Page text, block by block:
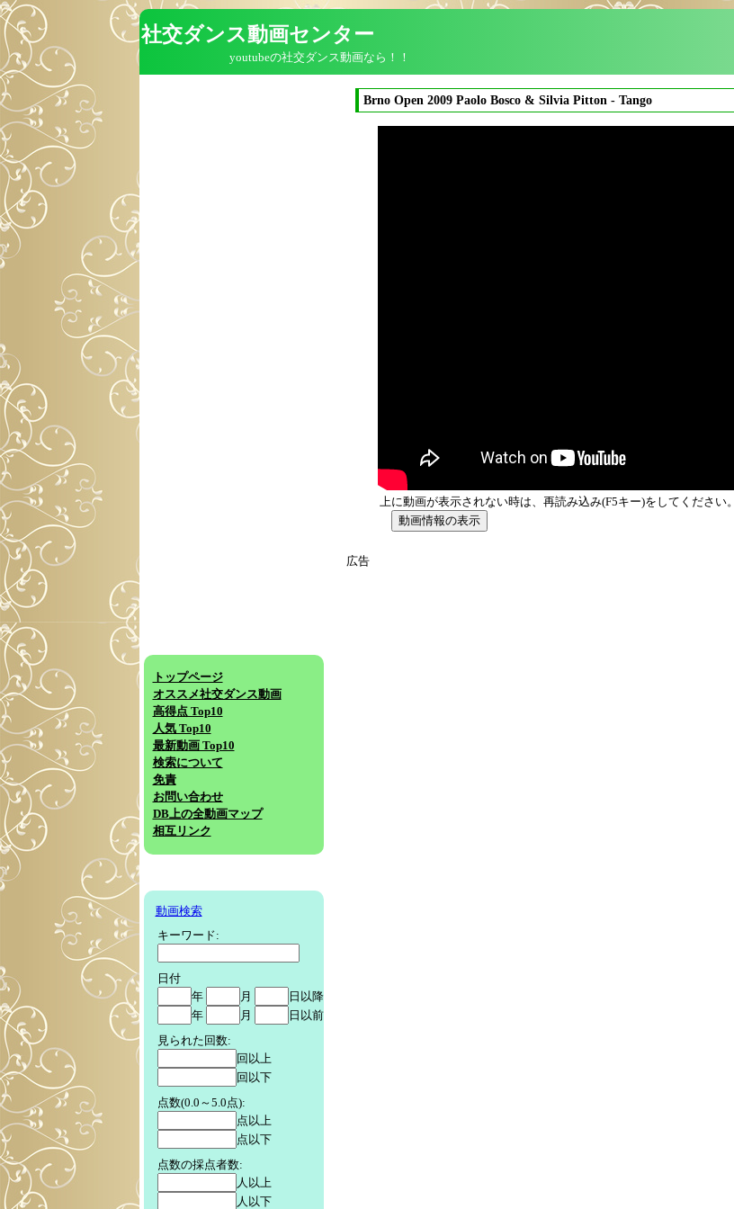
社交ダンス動画センター
youtubeの社交ダンス動画なら！！
Brno Open 2009 Paolo Bosco & Silvia Pitton - Tango
上に動画が表示されない時は、再読み込み(F5キー)をしてください。
動画情報の表示
広告
トップページ
オススメ社交ダンス動画
高得点 Top10
人気 Top10
最新動画 Top10
検索について
免責
お問い合わせ
DB上の全動画マップ
相互リンク
動画検索
キーワード:
日付
年
月
日以降
年
月
日以前
見られた回数:
回以上
回以下
点数(0.0～5.0点):
点以上
点以下
点数の採点者数:
人以上
人以下